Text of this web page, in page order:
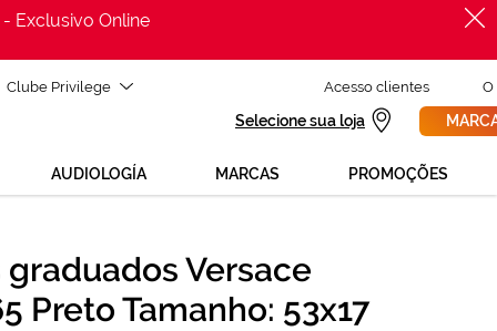
Exclusivo Online
Clube Privilege Acesso clientes O
Selecione sua loja
AUDIOLOGÍA MARCAS PROMOÇÕES
€
€
O preço inclui apenas a armação
Versace
Preto Tamanho: 53x17